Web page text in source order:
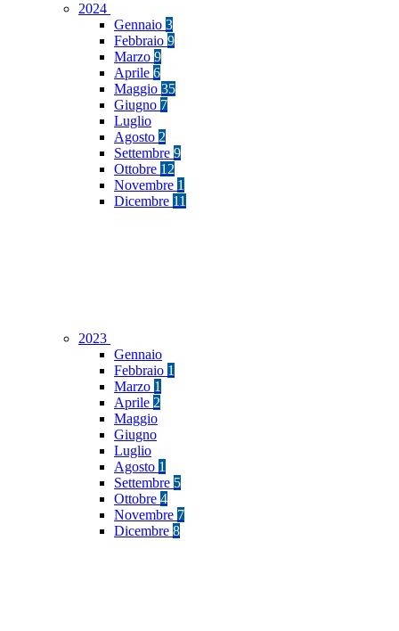
2024
Gennaio 3
Febbraio 9
Marzo 9
Aprile 6
Maggio 35
Giugno 7
Luglio
Agosto 2
Settembre 9
Ottobre 12
Novembre 1
Dicembre 11
2023
Gennaio
Febbraio 1
Marzo 1
Aprile 2
Maggio
Giugno
Luglio
Agosto 1
Settembre 5
Ottobre 4
Novembre 7
Dicembre 8